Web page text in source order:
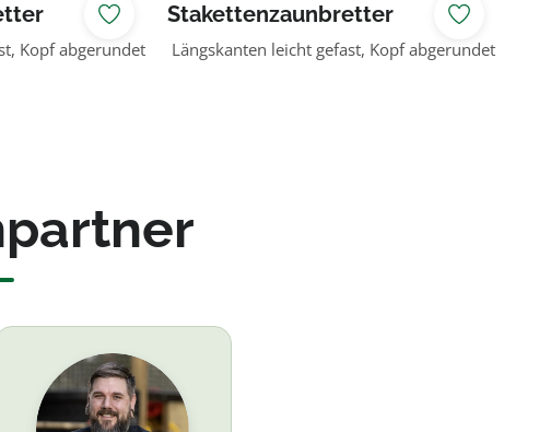
Kopf abgerundet
Stakettenzaunbretter
Allendorf natur
Längskanten leicht gefast, Kopf abgerundet